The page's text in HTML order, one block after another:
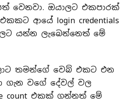
වෙනවා. ඔයාලට එකපාරක්
ආයේ login credentials
යන්න ලැබෙන්නෙත් මේ
ලාට තමන්ගේ වෙබ් එකට එන
ගැන වගේ දේවල් වල
count එකක් ගන්නත් මේ